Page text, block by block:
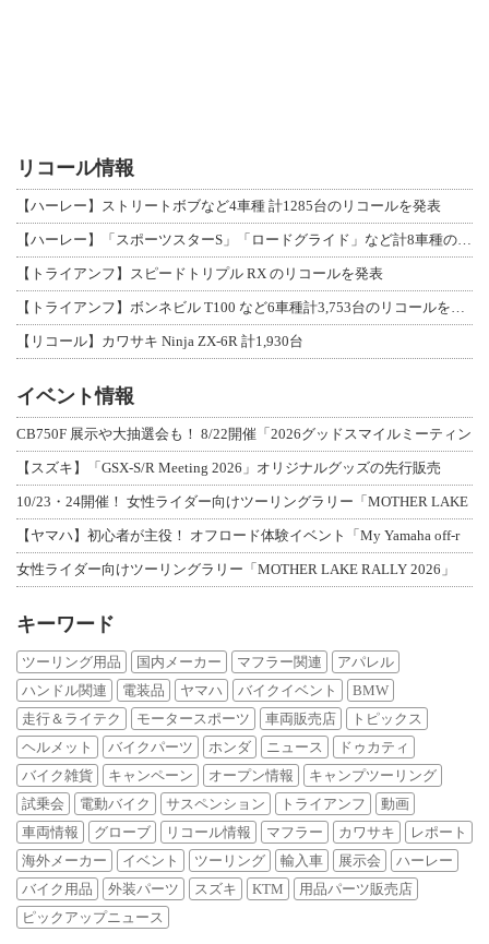
リコール情報
【ハーレー】ストリートボブなど4車種 計1285台のリコールを発表
【ハーレー】「スポーツスターS」「ロードグライド」など計8車種のリコールを発表
【トライアンフ】スピードトリプル RX のリコールを発表
【トライアンフ】ボンネビル T100 など6車種計3,753台のリコールを発表
【リコール】カワサキ Ninja ZX-6R 計1,930台
イベント情報
CB750F 展示や大抽選会も！ 8/22開催「2026グッドスマイルミーティン
【スズキ】「GSX-S/R Meeting 2026」オリジナルグッズの先行販売
10/23・24開催！ 女性ライダー向けツーリングラリー「MOTHER LAKE
【ヤマハ】初心者が主役！ オフロード体験イベント「My Yamaha off-r
女性ライダー向けツーリングラリー「MOTHER LAKE RALLY 2026」
キーワード
ツーリング用品 国内メーカー マフラー関連
アパレル
ハンドル関連
電装品 ヤマハ バイクイベント
BMW
走行＆ライテク
モータースポーツ 車両販売店
トピックス
ヘルメット
バイクパーツ ホンダ ニュース
ドゥカティ
バイク雑貨
キャンペーン オープン情報
キャンプツーリング
試乗会
電動バイク サスペンション トライアンフ
動画
車両情報
グローブ リコール情報 マフラー カワサキ
レポート
海外メーカー
イベント ツーリング 輸入車 展示会
ハーレー
バイク用品
外装パーツ スズキ KTM
用品パーツ販売店
ピックアップニュース